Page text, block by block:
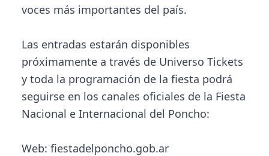
voces más importantes del país.
Las entradas estarán disponibles
próximamente a través de Universo Tickets
y toda la programación de la fiesta podrá
seguirse en los canales oficiales de la Fiesta
Nacional e Internacional del Poncho:
Web: fiestadelponcho.gob.ar